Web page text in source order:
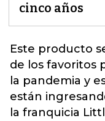
cinco años
Este producto
de los favoritos
la pandemia y
están
la franquicia